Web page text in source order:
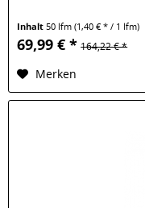
Inhalt50 lfm(1,40 € * / 1 lfm)
69,99 € * 164,22 € *
Merken